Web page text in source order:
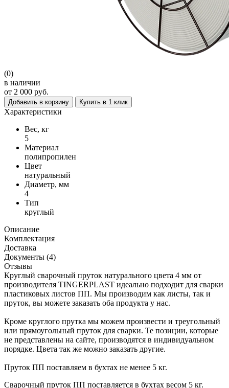
(0)
в наличии
от 2 000 руб.
Добавить в корзину Купить в 1 клик
Характеристики
Вес, кг
5
Материал
полипропилен
Цвет
натуральный
Диаметр, мм
4
Тип
круглый
Описание
Комплектация
Доставка
Документы (4)
Отзывы
Круглый сварочный пруток натурального цвета 4 мм от
производителя TINGERPLAST идеально подходит для сварки
пластиковых листов ПП. Мы производим как листы, так и
пруток, вы можете заказать оба продукта у нас.
Кроме круглого прутка мы можем произвести и треугольный
или прямоугольный пруток для сварки. Те позиции, которые
не представлены на сайте, производятся в индивидуальном
порядке. Цвета так же можно заказать другие.
Пруток ПП поставляем в бухтах не менее 5 кг.
Сварочный пруток ПП поставляется в бухтах весом 5 кг.